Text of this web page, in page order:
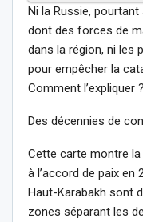
Ni la Russie,
dont des forces de
dans la région, ni les
pour empêcher la
Comment l’expliquer ?
Des décennies de
Cette carte montre
à l’accord de paix en
Haut-Karabakh sont
zones séparant les